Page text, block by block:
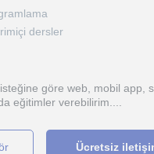
dersler
göre web, mobil app,
eğitimler verebilirim....
Ücretsiz